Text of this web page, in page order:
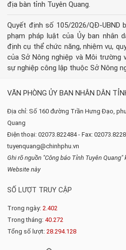
địa bàn tỉnh Tuyên Quang.
Quyết định số 105/2026/QĐ-UBND
phạm pháp luật của Ủy ban nhân
định cụ thể chức năng, nhiệm vụ,
của Sở Nông nghiệp và Môi trường
sự nghiệp công lập thuộc Sở Nông
VĂN PHÒNG ỦY BAN NHÂN DÂN
Địa chỉ: Số 160 đường Trần Hưng Đạo,
Quang
Điện thoại: 02073.822484 - Fax:
tuyenquang@chinhphu.vn
Ghi rõ nguồn "Công báo Tỉnh Tuyên
Website này
SỐ LƯỢT TRUY CẬP
Trong ngày: 2.402
Trong tháng: 40.272
Tổng số lượt: 28.294.128